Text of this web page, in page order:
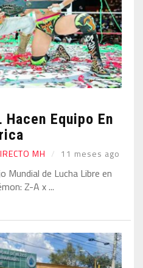
Hacen Equipo En
MH 11 meses ago
Mundial de Lucha Libre en
Z-A x ...